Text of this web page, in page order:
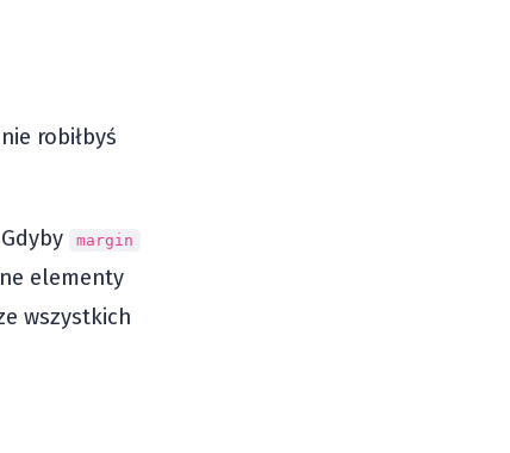
robiłbyś
margin
elementy
wszystkich